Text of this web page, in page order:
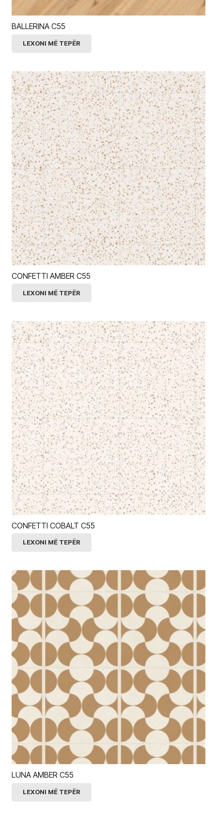
BALLERINA C55
LEXONI MË TEPËR
CONFETTI AMBER C55
LEXONI MË TEPËR
CONFETTI COBALT C55
LEXONI MË TEPËR
LUNA AMBER C55
LEXONI MË TEPËR